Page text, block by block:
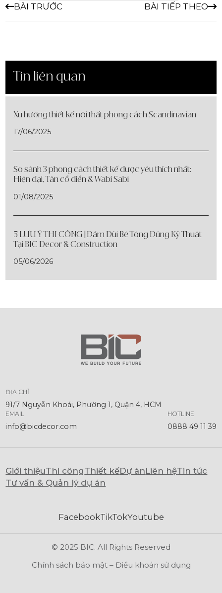
BÀI TRƯỚC BÀI TIẾP THEO
Tin liên quan
Xu hướng thiết kế nội thất phong cách Scandinavian
17/06/2025
So sánh 3 phong cách thiết kế được yêu thích nhất:
Hiện đại, Tân cổ điển & Wabi Sabi
01/08/2025
5 LƯU Ý THI CÔNG | Đầm Dùi Bê Tông Đúng Kỹ Thuật
Tại BIC Decor & Construction
05/06/2026
ĐỊA CHỈ
91/7 Nguyễn Khoái, Phường 1, Quận 4, HCM
EMAIL
info@bicdecor.com
HOTLINE
0888 49 11 39
Giới thiệuThi côngThiết kếDự ánLiên hệTin tức
Tư vấn & Quản lý dự án
FacebookTikTokYoutube
© 2025 BIC. All Rights Reserved
Chính sách bảo mật – Điều khoản sử dụng